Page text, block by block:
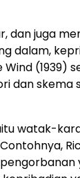
dan juga
dalam,
(1939)
dan
watak-